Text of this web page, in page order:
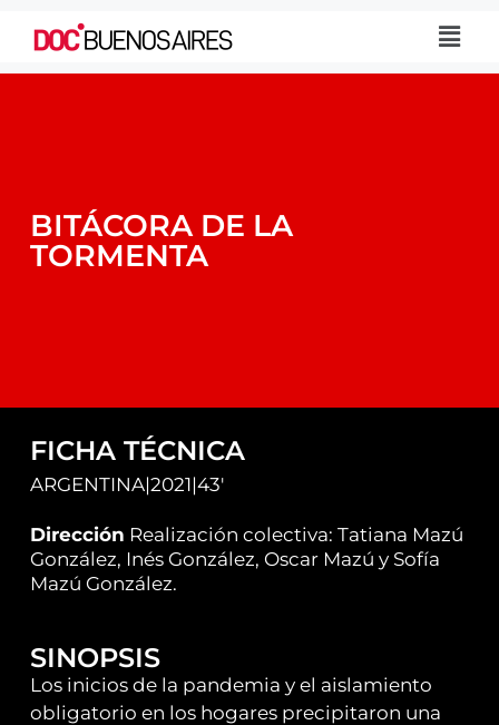
BITÁCORA DE LA
TORMENTA
FICHA TÉCNICA
ARGENTINA|2021|43'
Dirección Realización colectiva: Tatiana Mazú
González, Inés González, Oscar Mazú y Sofía
Mazú González.
SINOPSIS
Los inicios de la pandemia y el aislamiento
obligatorio en los hogares precipitaron una